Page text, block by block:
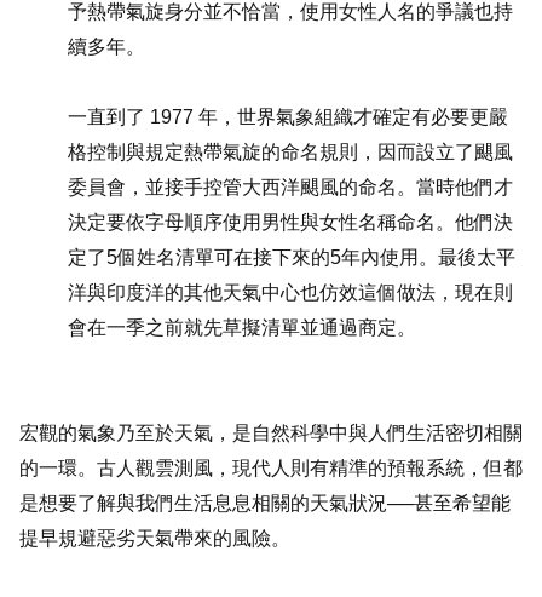
予熱帶氣旋身分並不恰當，使用女性人名的爭議也持
續多年。
一直到了 1977 年，世界氣象組織才確定有必要更嚴
格控制與規定熱帶氣旋的命名規則，因而設立了颶風
委員會，並接手控管大西洋颶風的命名。當時他們才
決定要依字母順序使用男性與女性名稱命名。他們決
定了5個姓名清單可在接下來的5年內使用。最後太平
洋與印度洋的其他天氣中心也仿效這個做法，現在則
會在一季之前就先草擬清單並通過商定。
宏觀的氣象乃至於天氣，是自然科學中與人們生活密切相關
的一環。古人觀雲測風，現代人則有精準的預報系統，但都
是想要了解與我們生活息息相關的天氣狀況──甚至希望能
提早規避惡劣天氣帶來的風險。